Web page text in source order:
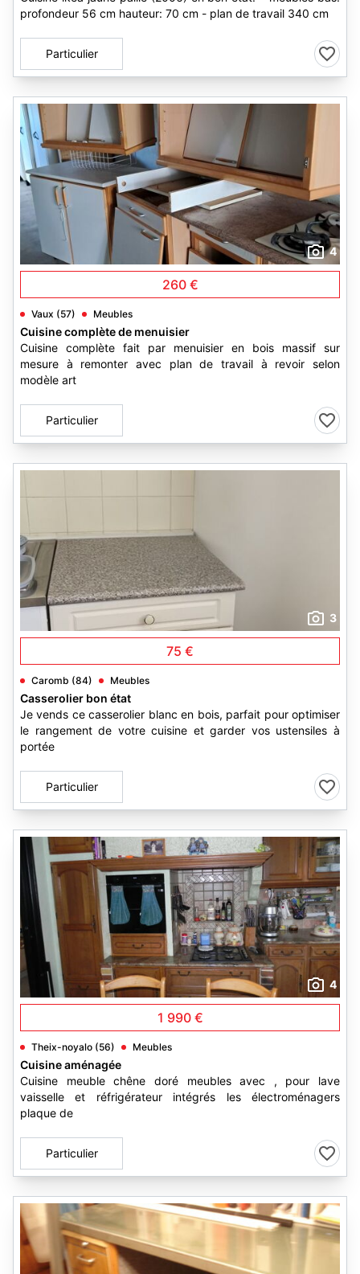
profondeur 56 cm hauteur: 70 cm - plan de travail 340 cm
Particulier
4
260 €
Vaux (57) Meubles
Cuisine complète de menuisier
Cuisine complète fait par menuisier en bois massif sur
mesure à remonter avec plan de travail à revoir selon
modèle art
Particulier
3
75 €
Caromb (84) Meubles
Casserolier bon état
Je vends ce casserolier blanc en bois, parfait pour optimiser
le rangement de votre cuisine et garder vos ustensiles à
portée
Particulier
4
1 990 €
Theix-noyalo (56) Meubles
Cuisine aménagée
Cuisine meuble chêne doré meubles avec , pour lave
vaisselle et réfrigérateur intégrés les électroménagers
plaque de
Particulier